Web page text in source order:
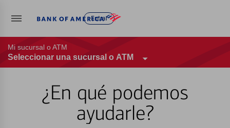
Entrar
Mi sucursal o ATM
Seleccionar una sucursal o ATM
¿En qué podemos
ayudarle?